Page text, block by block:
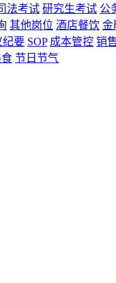
法考试 研究生考试 公
其他岗位 酒店餐饮 金
纪要 SOP 成本管控 销
节日节气